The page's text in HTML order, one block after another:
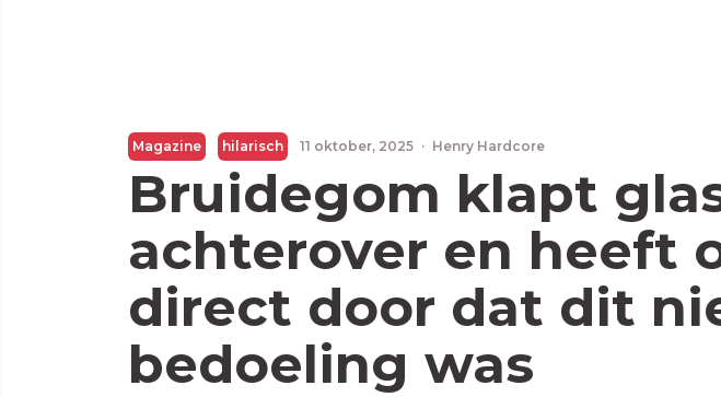
Magazine hilarisch 11 oktober, 2025 · Henry Hardcore
Bruidegom klapt
achterover en heeft
direct door dat dit
bedoeling was